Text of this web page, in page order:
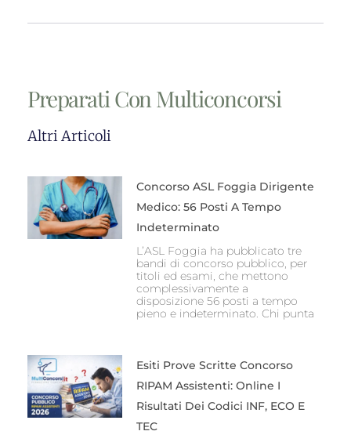
Preparati Con Multiconcorsi
Altri Articoli
Concorso ASL Foggia Dirigente
Medico: 56 Posti A Tempo
Indeterminato
L’ASL Foggia ha pubblicato tre
bandi di concorso pubblico, per
titoli ed esami, che mettono
complessivamente a
disposizione 56 posti a tempo
pieno e indeterminato. Chi punta
Esiti Prove Scritte Concorso
RIPAM Assistenti: Online I
Risultati Dei Codici INF, ECO E
TEC